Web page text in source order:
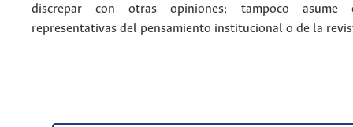
discrepar con otras opiniones; tampoco asume
representativas del pensamiento institucional o de la